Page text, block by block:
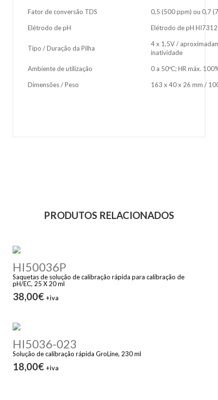
Fator de conversão TDS 0,5 (500 ppm) ou 0,7
Elétrodo de pH Elétrodo de pH
Tipo / Duração da Pilha
4 x 1,5V /
inatividade
Ambiente de utilização 0 a 50ºC; HR máx.
Dimensões / Peso 163 x 40 x 26 mm /
PRODUTOS RELACIONADOS
HI50036P
Saquetas de solução de calibração rápida para calibração de
pH/EC, 25 X 20 ml
38,00€ +iva
HI5036-023
Solução de calibração rápida GroLine, 230 ml
18,00€ +iva